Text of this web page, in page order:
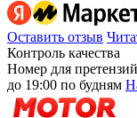
Оставить отзыв
Контроль качества
Номер для
до 19:00 по будням